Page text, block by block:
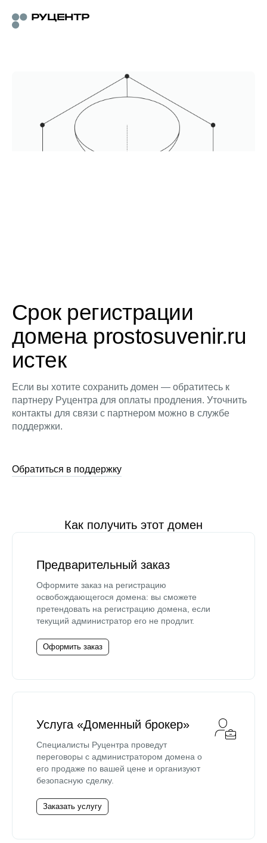
Срок регистрации
домена prostosuvenir.ru
истек
Если вы хотите сохранить домен — обратитесь к
партнеру Руцентра для оплаты продления. Уточнить
контакты для связи с партнером можно в службе
поддержки.
Обратиться в поддержку
Как получить этот домен
Предварительный заказ
Оформите заказ на регистрацию
освобождающегося домена: вы сможете
претендовать на регистрацию домена, если
текущий администратор его не продлит.
Оформить заказ
Услуга «Доменный брокер»
Специалисты Руцентра проведут
переговоры с администратором домена о
его продаже по вашей цене и организуют
безопасную сделку.
Заказать услугу